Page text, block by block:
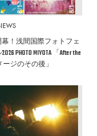
！浅間国際フォトフェ
PHOTO MIYOTA 「After the
ージのその後」